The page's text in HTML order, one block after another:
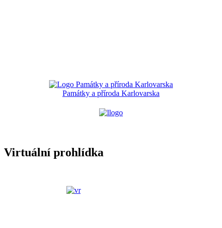
Památky a příroda Karlovarska
Virtuální prohlídka